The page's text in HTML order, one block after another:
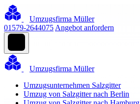
Umzugsfirma Müller
01579-2644075 Angebot anfordern
Umzugsfirma Müller
Umzugsunternehmen Salzgitter
Umzug von Salzgitter nach Berlin